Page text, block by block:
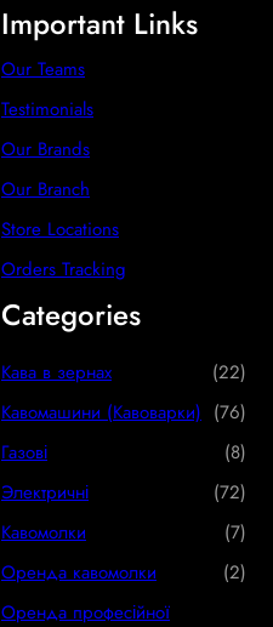
Important Links
Our Teams
Testimonials
Our Brands
Our Branch
Store Locations
Orders Tracking
Categories
Кава в зернах 222
2
p
r
o
d
Кавомашини (Кавоварки) 767
6
p
r
o
Газові 88
p
r
o
Электричні 727
2
p
Кавомолки 77
p
Оренда кавомолки 22
Оренда професійної